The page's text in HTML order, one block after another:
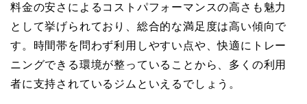
料金の安さによるコストパフォーマンスの高さも魅力
として挙げられており、総合的な満足度は高い傾向で
す。時間帯を問わず利用しやすい点や、快適にトレー
ニングできる環境が整っていることから、多くの利用
者に支持されているジムといえるでしょう。